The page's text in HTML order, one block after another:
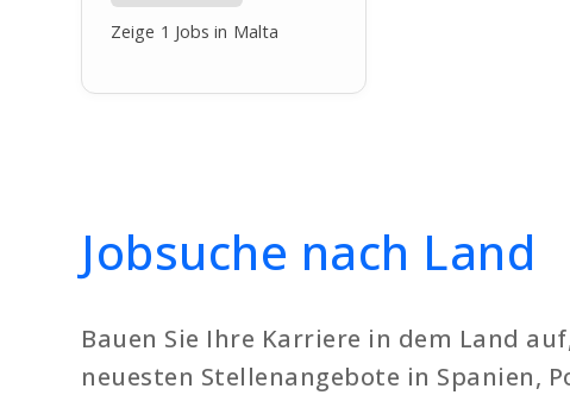
Zeige 1 Jobs in Malta
Jobsuche nach Land
Bauen Sie Ihre Karriere in dem Land
neuesten Stellenangebote in Spanien,